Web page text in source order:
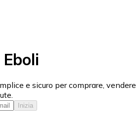
e sicuro per comprare, vendere
Inizia